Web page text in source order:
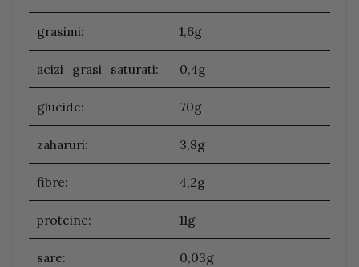
grasimi: 1,6g
acizi_grasi_saturati: 0,4g
glucide: 70g
zaharuri: 3,8g
fibre: 4,2g
proteine: 11g
sare: 0,03g